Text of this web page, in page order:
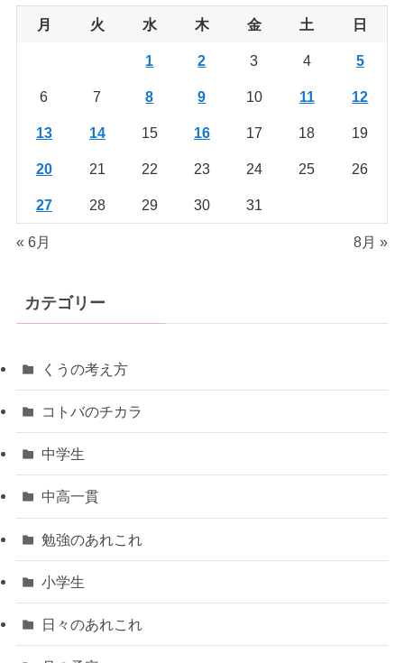
月 火 水 木 金 土 日
1 2 3 4 5
6 7 8 9 10 11 12
13 14 15 16 17 18 19
20 21 22 23 24 25 26
27 28 29 30 31
« 6月 8月 »
カテゴリー
くうの考え方
コトバのチカラ
中学生
中高一貫
勉強のあれこれ
小学生
日々のあれこれ